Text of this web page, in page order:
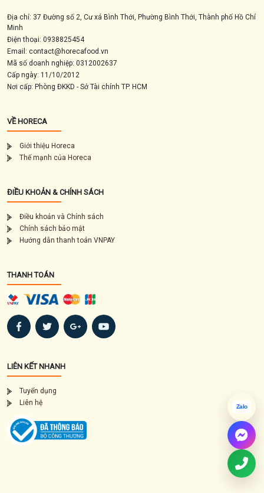
Địa chỉ: 37 Đường số 2, Cư xá Bình Thới, Phường Bình Thới, Thành phố Hồ Chí
Minh
Điện thoại: 0938825454
Email: contact@horecafood.vn
Mã số doanh nghiệp: 0312002637
Cấp ngày: 11/10/2012
Nơi cấp: Phòng ĐKKD - Sở Tài chính TP. HCM
VỀ HORECA
Giới thiệu Horeca
Thế mạnh của Horeca
ĐIỀU KHOẢN & CHÍNH SÁCH
Điều khoản và Chính sách
Chính sách bảo mật
Hướng dẫn thanh toán VNPAY
THANH TOÁN
LIÊN KẾT NHANH
Tuyển dụng
Liên hệ
Zalo